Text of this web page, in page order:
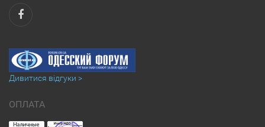
Дивитися відгуки >
ОПЛАТА